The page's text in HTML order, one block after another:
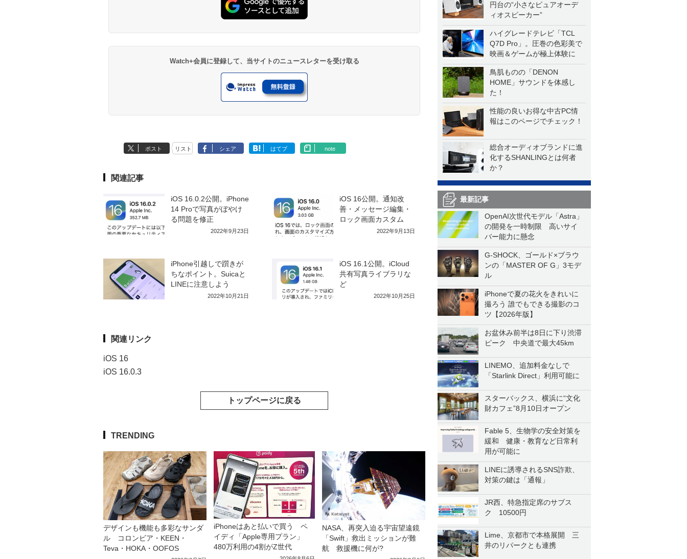
円台の“小さなピュアオーデ
ィオスピーカー”
ハイグレードテレビ「TCL
Q7D Pro」。圧巻の色彩美で
映画＆ゲームが極上体験に
鳥肌ものの「DENON
HOME」サウンドを体感し
た！
性能の良いお得な中古PC情
報はこのページでチェック！
総合オーディオブランドに進
化するSHANLINGとは何者
か？
最新記事
OpenAI次世代モデル「Astra」
の開発を一時制限 高いサイ
バー能力に懸念
G-SHOCK、ゴールド×ブラウ
ンの「MASTER OF G」3モデ
ル
iPhoneで夏の花火をきれいに
撮ろう 誰でもできる撮影のコ
ツ【2026年版】
お盆休み前半は8日に下り渋滞
ピーク 中央道で最大45km
LINEMO、追加料金なしで
「Starlink Direct」利用可能に
スターバックス、横浜に“文化
財カフェ”8月10日オープン
Fable 5、生物学の安全対策を
緩和 健康・教育など日常利
用が可能に
LINEに誘導されるSNS詐欺、
対策の鍵は「通報」
JR西、特急指定席のサブス
ク 10500円
Lime、京都市で本格展開 三
井のリパークとも連携
Watch+会員に登録して、当サイトのニュースレターを受け取る
ポスト リスト シェア はてブ note
関連記事
iOS 16.0.2公開。iPhone
14 Proで写真がぼやけ
る問題を修正
2022年9月23日
iOS 16公開。通知改
善・メッセージ編集・
ロック画面カスタム
2022年9月13日
iPhone引越しで躓きが
ちなポイント。Suicaと
LINEに注意しよう
2022年10月21日
iOS 16.1公開。iCloud
共有写真ライブラリな
ど
2022年10月25日
関連リンク
iOS 16
iOS 16.0.3
トップページに戻る
TRENDING
デザインも機能も多彩なサンダ
ル コロンビア・KEEN・
Teva・HOKA・OOFOS
iPhoneはあと払いで買う ペ
イディ「Apple専用プラン」
480万利用の4割がZ世代
NASA、再突入迫る宇宙望遠鏡
「Swift」救出ミッションが難
航 救援機に何が?